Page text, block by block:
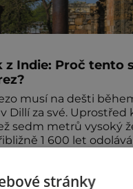
z Indie: Proč tento
musí na dešti
Dillí za své. Uprostřed
sedm metrů vysoký
1 600 let
stránky